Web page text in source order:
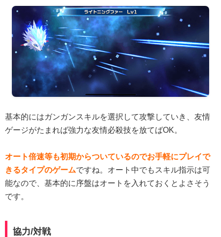
基本的にはガンガンスキルを選択して攻撃していき、友情
ゲージがたまれば強力な友情必殺技を放てばOK。
オート倍速等も初期からついているのでお手軽にプレイで
きるタイプのゲームですね。オート中でもスキル指示は可
能なので、基本的に序盤はオートを入れておくとよさそう
です。
協力/対戦